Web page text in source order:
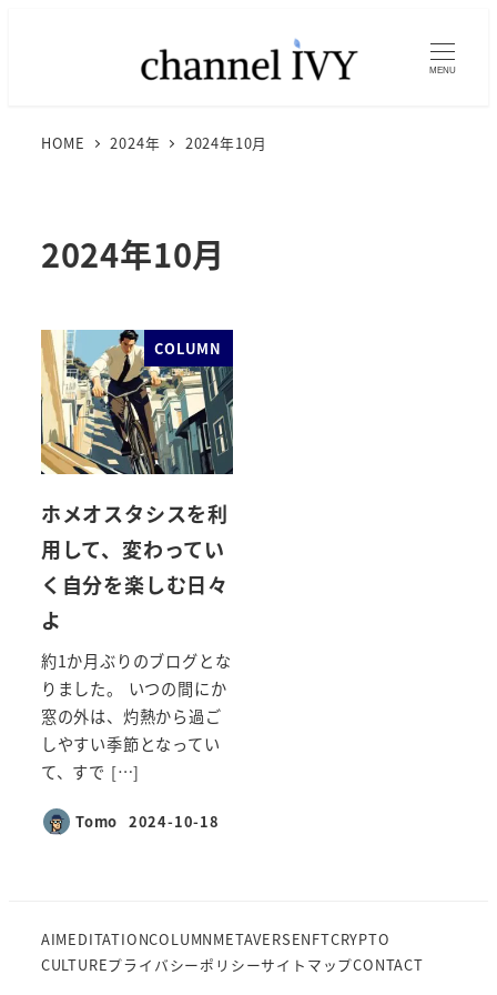
MENU
HOME 2024年 2024年10月
2024年10月
COLUMN
ホメオスタシスを利
用して、変わってい
く自分を楽しむ日々
よ
約1か月ぶりのブログとな
りました。 いつの間にか
窓の外は、灼熱から過ご
しやすい季節となってい
て、すで […]
Tomo
投稿日
2024-10-18
AIMEDITATIONCOLUMNMETAVERSENFTCRYPTO
CULTUREプライバシーポリシーサイトマップCONTACT